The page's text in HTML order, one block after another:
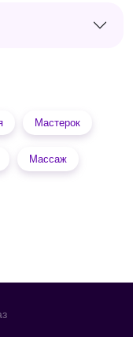
Мастерок
Массаж